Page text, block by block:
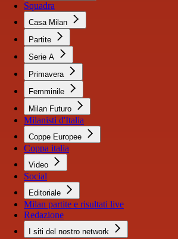
Squadra
Casa Milan
Partite
Serie A
Primavera
Femminile
Milan Futuro
Milanisti d'Italia
Coppe Europee
Coppa italia
Video
Social
Editoriale
Milan partite e risultati live
Redazione
I siti del nostro network